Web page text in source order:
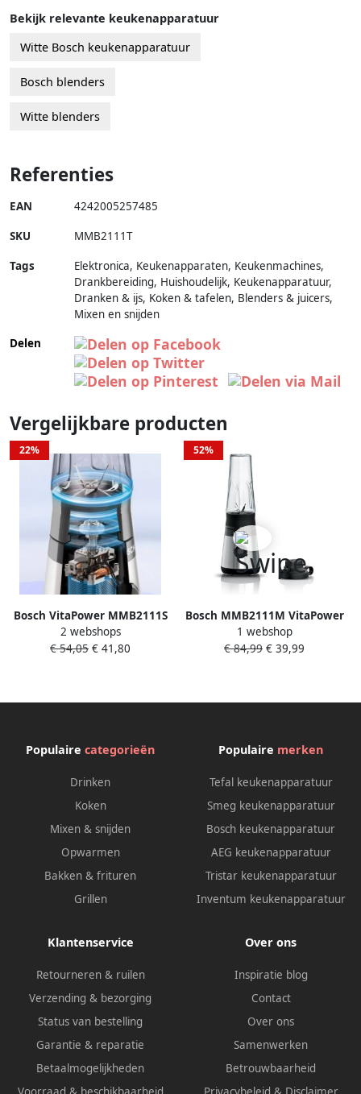
Bekijk relevante keukenapparatuur
Witte Bosch keukenapparatuur
Bosch blenders
Witte blenders
Referenties
EAN 4242005257485
SKU MMB2111T
Tags
Elektronica, Keukenapparaten, Keukenmachines,
Drankbereiding, Huishoudelijk, Keukenapparatuur,
Dranken & ijs, Koken & tafelen, Blenders & juicers,
Mixen en snijden
Delen
Vergelijkbare producten
22%
Bosch VitaPower MMB2111S
blender 0 6 l Blender voor op
aanrecht 450 W
2 webshops
€ 54,05 € 41,80
52%
Bosch MMB2111M VitaPower
Serie 2 Blender RVS
1 webshop
€ 84,99 € 39,99
Populaire categorieën
Drinken
Koken
Mixen & snijden
Opwarmen
Bakken & frituren
Grillen
Populaire merken
Tefal keukenapparatuur
Smeg keukenapparatuur
Bosch keukenapparatuur
AEG keukenapparatuur
Tristar keukenapparatuur
Inventum keukenapparatuur
Klantenservice
Retourneren & ruilen
Verzending & bezorging
Status van bestelling
Garantie & reparatie
Betaalmogelijkheden
Over ons
Inspiratie blog
Contact
Over ons
Samenwerken
Betrouwbaarheid